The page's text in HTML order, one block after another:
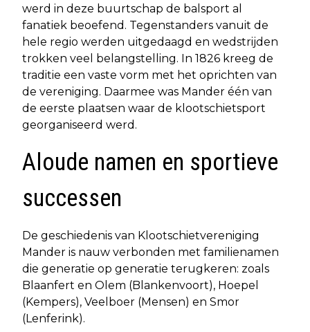
werd in deze buurtschap de balsport al
fanatiek beoefend. Tegenstanders vanuit de
hele regio werden uitgedaagd en wedstrijden
trokken veel belangstelling. In 1826 kreeg de
traditie een vaste vorm met het oprichten van
de vereniging. Daarmee was Mander één van
de eerste plaatsen waar de klootschietsport
georganiseerd werd.
Aloude namen en sportieve
successen
De geschiedenis van Klootschietvereniging
Mander is nauw verbonden met familienamen
die generatie op generatie terugkeren: zoals
Blaanfert en Olem (Blankenvoort), Hoepel
(Kempers), Veelboer (Mensen) en Smor
(Lenferink).